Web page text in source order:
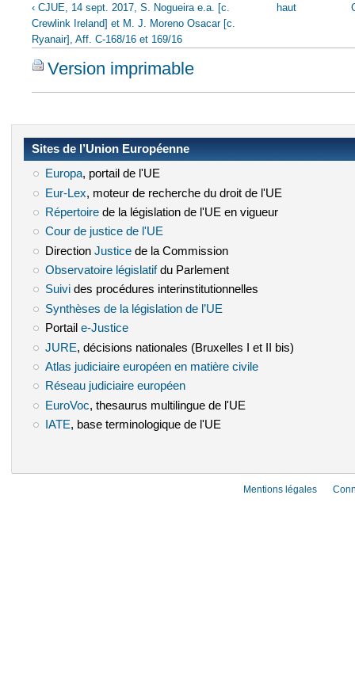
‹ CJUE, 14 sept. 2017, S. Nogueira e.a. [c.
Crewlink Ireland] et M. J. Moreno Osacar [c.
Ryanair], Aff. C-168/16 et 169/16
haut
Version imprimable
Sites de l’Union Européenne
Europa(le lien est externe)
, portail de l'UE
Eur-Lex (le lien est externe)
, moteur de recherche du droit de l'UE
Répertoire(le lien est externe)
de la législation de l'UE en vigueur
Cour de justice de l'UE
Direction Justice(le lien est externe)
de la Commission
Observatoire législatif(le lien est externe)
du Parlement
Suivi(le lien est externe)
des procédures interinstitutionnelles
Synthèses de la législation de l’UE
Portail e-Justice(le lien est externe)
JURE (le lien est externe)
, décisions nationales (Bruxelles I et II bis)
Atlas judiciaire européen en matière civile(le lien est externe)
Réseau judiciaire européen(le lien est externe)
EuroVoc (le lien est externe)
, thesaurus multilingue de l'UE
IATE (le lien est externe)
, base terminologique de l'UE
Mentions légales